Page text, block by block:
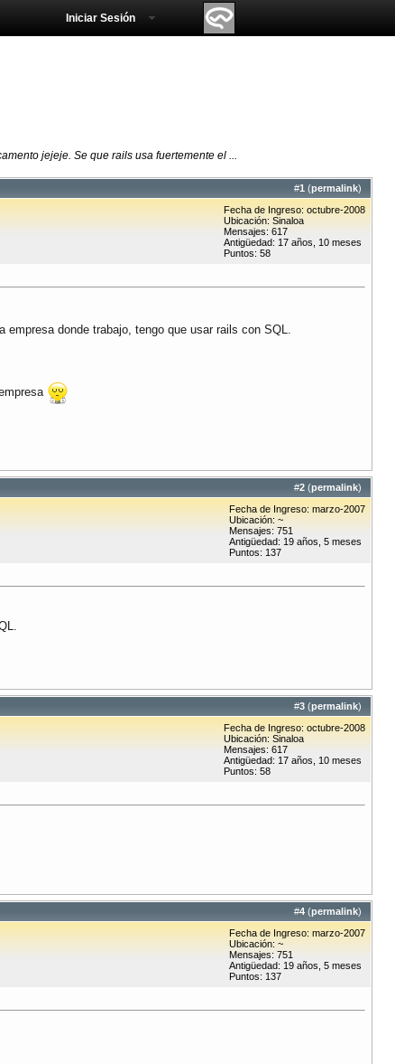
Iniciar Sesión
jejeje. Se que rails usa fuertemente el ...
#1 (permalink)
Fecha de Ingreso: octubre-2008
Ubicación: Sinaloa
Mensajes: 617
Antigüedad: 17 años, 10 meses
Puntos: 58
empresa donde trabajo, tengo que usar rails con SQL.
#2 (permalink)
Fecha de Ingreso: marzo-2007
Ubicación: ~
Mensajes: 751
Antigüedad: 19 años, 5 meses
Puntos: 137
#3 (permalink)
Fecha de Ingreso: octubre-2008
Ubicación: Sinaloa
Mensajes: 617
Antigüedad: 17 años, 10 meses
Puntos: 58
#4 (permalink)
Fecha de Ingreso: marzo-2007
Ubicación: ~
Mensajes: 751
Antigüedad: 19 años, 5 meses
Puntos: 137